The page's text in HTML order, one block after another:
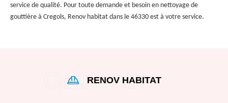
service de qualité. Pour toute demande et besoin en nettoyage de
gouttière à Cregols, Renov habitat dans le 46330 est à votre service.
RENOV HABITAT